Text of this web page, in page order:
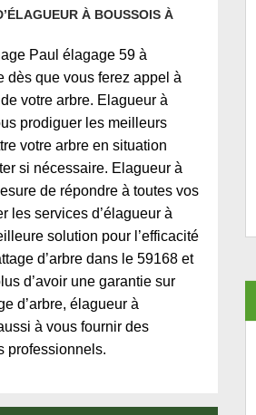
À BOUSSOIS À
Paul élagage 59 à
dès que vous ferez appel à
votre arbre. Elagueur à
prodiguer les meilleurs
votre arbre en situation
si nécessaire. Elagueur à
de répondre à toutes vos
les services d’élagueur à
solution pour l’efficacité
d’arbre dans le 59168 et
d’avoir une garantie sur
d’arbre, élagueur à
à vous fournir des
professionnels.